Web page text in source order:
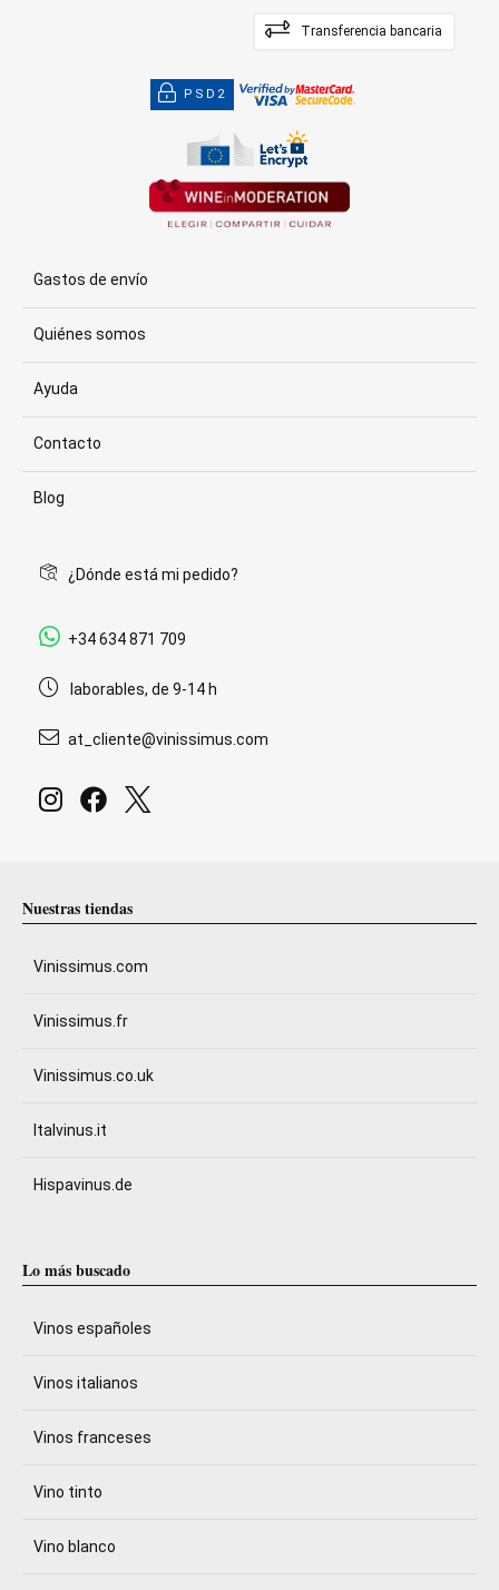
Transferencia bancaria
PSD2
Gastos de envío
Quiénes somos
Ayuda
Contacto
Blog
¿Dónde está mi pedido?
+34 634 871 709
laborables, de 9-14 h
at_cliente@vinissimus.com
Nuestras tiendas
Vinissimus.com
Vinissimus.fr
Vinissimus.co.uk
Italvinus.it
Hispavinus.de
Lo más buscado
Vinos españoles
Vinos italianos
Vinos franceses
Vino tinto
Vino blanco